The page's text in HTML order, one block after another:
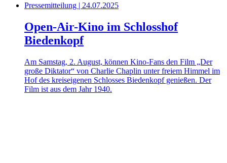
Pressemitteilung | 24.07.2025
Open-Air-Kino im Schlosshof
Biedenkopf
Am Samstag, 2. August, können Kino-Fans den Film „Der
große Diktator“ von Charlie Chaplin unter freiem Himmel im
Hof des kreiseigenen Schlosses Biedenkopf genießen. Der
Film ist aus dem Jahr 1940.